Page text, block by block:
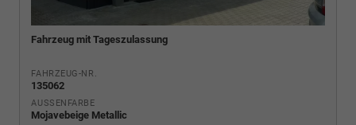
Fahrzeug mit Tageszulassung
FAHRZEUG-NR.
135062
AUSSENFARBE
Mojavebeige Metallic